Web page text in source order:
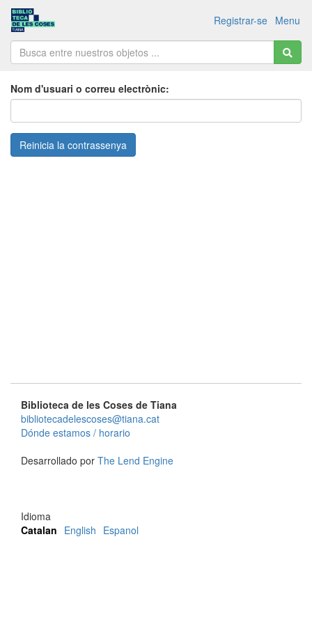
Menu
Registrar-se
Nom d'usuari o correu electrònic:
Biblioteca de les Coses de Tiana
bibliotecadelescoses@tiana.cat
Dónde estamos / horario
Desarrollado por The Lend Engine
Idioma
Catalan English Espanol